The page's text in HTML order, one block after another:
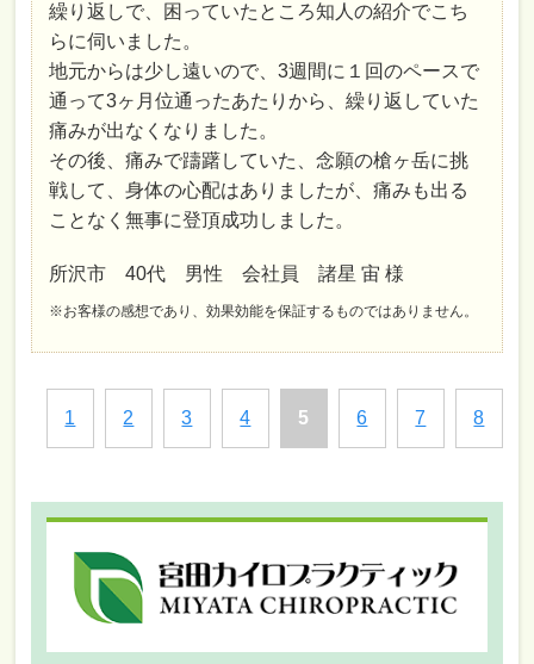
繰り返しで、困っていたところ知人の紹介でこち
らに伺いました。
地元からは少し遠いので、3週間に１回のペースで
通って3ヶ月位通ったあたりから、繰り返していた
痛みが出なくなりました。
その後、痛みで躊躇していた、念願の槍ヶ岳に挑
戦して、身体の心配はありましたが、痛みも出る
ことなく無事に登頂成功しました。
所沢市 40代 男性 会社員 諸星 宙 様
※お客様の感想であり、効果効能を保証するものではありません。
1 2 3 4 5 6 7 8